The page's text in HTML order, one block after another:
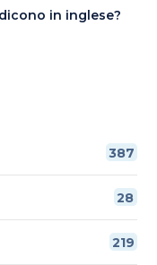
in inglese?
387
28
219